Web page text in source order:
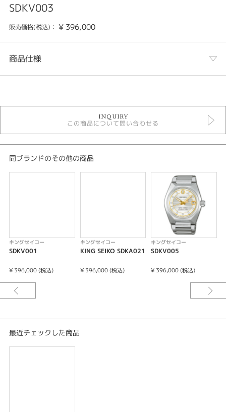
SDKV003
販売価格(税込)： ¥ 396,000
商品仕様
キングセイコー
メンズウォッチ
10気圧防水
自動巻き（オートマティック）
手巻き
金属ベルト
腕時計
KING SEIKO
紹介文
メカニカル 自動巻（手巻つき）
日差＋10秒～－5秒
INQUIRY
この商品について問い合わせる
同ブランドのその他の商品
キングセイコー
SDKV001
¥ 396,000 (税込)
キングセイコー
KING SEIKO SDKA021
¥ 396,000 (税込)
キングセイコー
SDKV005
¥ 396,000 (税込)
最近チェックした商品